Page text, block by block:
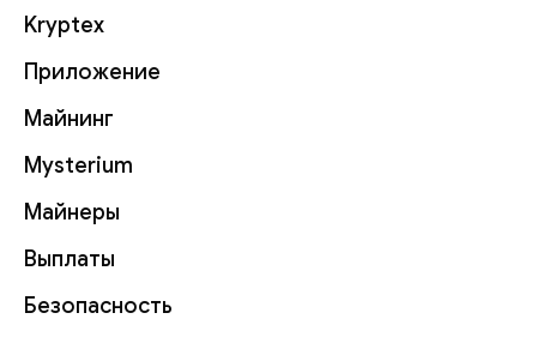
Kryptex
Приложение
Майнинг
Mysterium
Майнеры
Выплаты
Безопасность